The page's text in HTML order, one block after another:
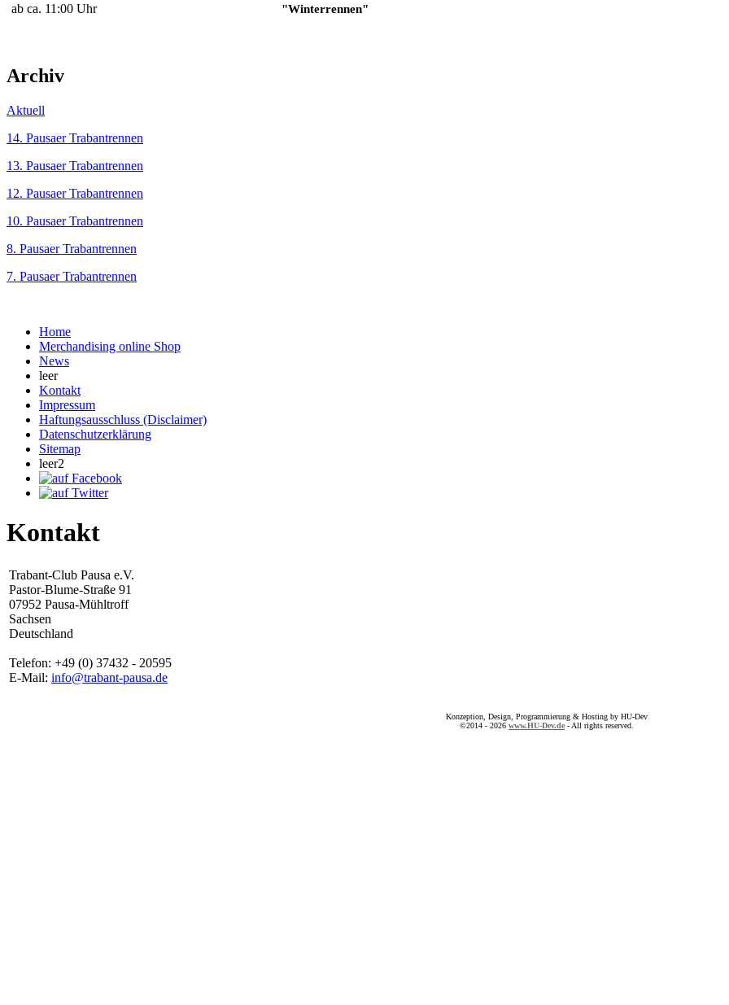
ab ca. 11:00 Uhr
"Winterrennen"
Archiv
Aktuell
14. Pausaer Trabantrennen
13. Pausaer Trabantrennen
12. Pausaer Trabantrennen
10. Pausaer Trabantrennen
8. Pausaer Trabantrennen
7. Pausaer Trabantrennen
Home
Merchandising online Shop
News
leer
Kontakt
Impressum
Haftungsausschluss (Disclaimer)
Datenschutzerklärung
Sitemap
leer2
Kontakt
Trabant-Club Pausa e.V.
Pastor-Blume-Straße 91
07952 Pausa-Mühltroff
Sachsen
Deutschland
Telefon: +49 (0) 37432 - 20595
E-Mail: info@trabant-pausa.de
Konzeption, Design, Programmierung & Hosting by HU-Dev
©2014 - 2026 www.HU-Dev.de - All rights reserved.